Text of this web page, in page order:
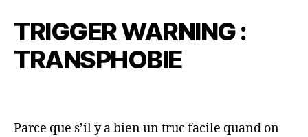
TRIGGER WARNING :
TRANSPHOBIE
Parce que s’il y a bien un truc facile quand on